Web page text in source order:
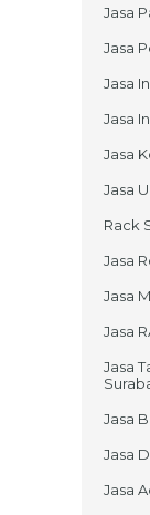
Jasa
Jasa
Jasa
Jasa
Jasa
Jasa
Rack
Jasa
Jasa
Jasa
Jasa
Jasa
Jasa
Jasa